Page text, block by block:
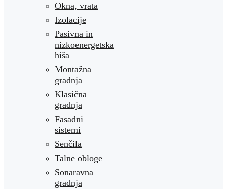
Okna, vrata
Izolacije
Pasivna in
nizkoenergetska
hiša
Montažna
gradnja
Klasična
gradnja
Fasadni
sistemi
Senčila
Talne obloge
Sonaravna
gradnja